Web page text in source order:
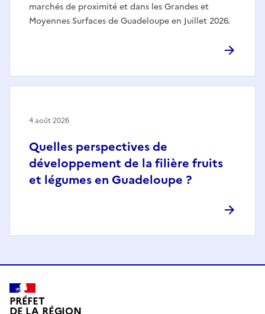
marchés de proximité et dans les Grandes et
Moyennes Surfaces de Guadeloupe en Juillet 2026.
Quelles perspectives de
développement de la filière fruits
et légumes en Guadeloupe ?
4 août 2026
PRÉFET